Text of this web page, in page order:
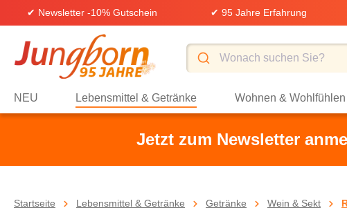
Zur Hauptnavigation springen
✔ Newsletter -10% Gutschein ✔ 95 Jahre Erfahrung
NEU Lebensmittel & Getränke Wohnen & Wohlfühlen
Jetzt zum Newsletter
Startseite Lebensmittel & Getränke Getränke Wein & Sekt